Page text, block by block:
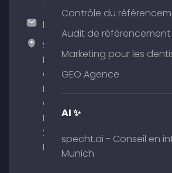
hallo@timospecht.de
Specht
Marketing
GmbH –
Palais am
Obelisk
Briennerstr.
29 80333
Munich
Contrôle du
Audit de référencement
Marketing pour les
GEO Agence
AI ✨
specht.ai - Conseil en
Munich